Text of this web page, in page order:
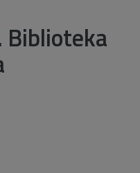
Biblioteka